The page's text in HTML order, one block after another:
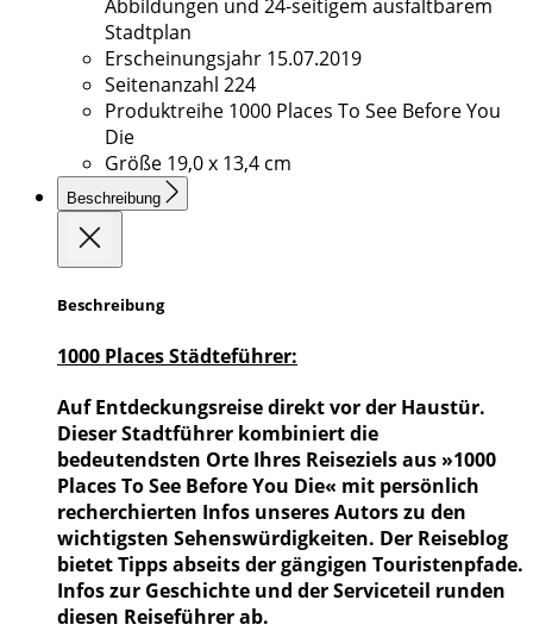
Abbildungen und 24-seitigem ausfaltbarem
Stadtplan
Erscheinungsjahr 15.07.2019
Seitenanzahl 224
Produktreihe 1000 Places To See Before You
Die
Größe 19,0 x 13,4 cm
Beschreibung
Beschreibung
1000 Places Städteführer:
Auf Entdeckungsreise direkt vor der Haustür.
Dieser Stadtführer kombiniert die
bedeutendsten Orte Ihres Reiseziels aus »1000
Places To See Before You Die« mit persönlich
recherchierten Infos unseres Autors zu den
wichtigsten Sehenswürdigkeiten. Der Reiseblog
bietet Tipps abseits der gängigen Touristenpfade.
Infos zur Geschichte und der Serviceteil runden
diesen Reiseführer ab.